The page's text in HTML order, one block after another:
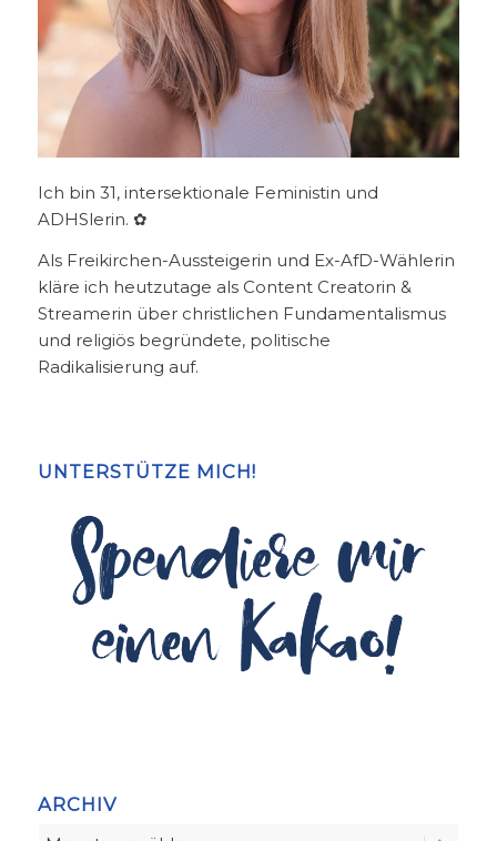
Ich bin 31, intersektionale Feministin und
ADHSlerin. ✿
Als Freikirchen-Aussteigerin und Ex-AfD-Wählerin
kläre ich heutzutage als Content Creatorin &
Streamerin über christlichen Fundamentalismus
und religiös begründete, politische
Radikalisierung auf.
UNTERSTÜTZE MICH!
ARCHIV